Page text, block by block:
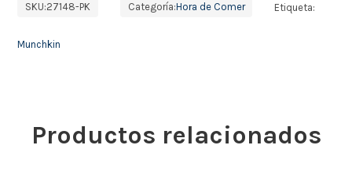
SKU:27148-PK Categoría:Hora de Comer Etiqueta:
Munchkin
Productos relacionados